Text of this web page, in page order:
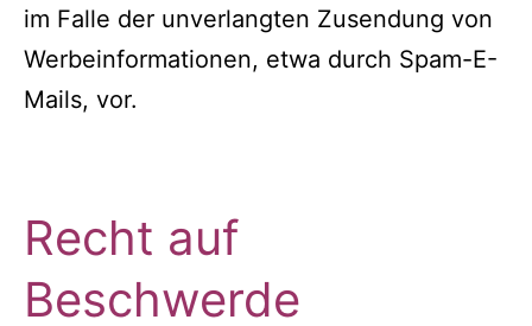
im Falle der unverlangten Zusendung von
Werbeinformationen, etwa durch Spam-E-
Mails, vor.
Recht auf
Beschwerde